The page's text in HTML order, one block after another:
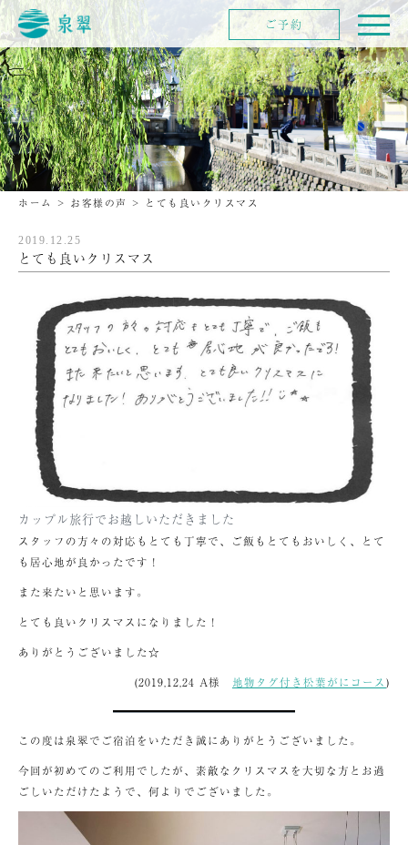
ホーム > お客様の声 > とても良いクリスマス
2019.12.25
とても良いクリスマス
カップル旅行でお越しいただきました
スタッフの方々の対応もとても丁寧で、ご飯もとてもおいしく、とて
も居心地が良かったです！
また来たいと思います。
とても良いクリスマスになりました！
ありがとうございました☆
(2019,12,24 A様 地物タグ付き松葉がにコース)
この度は泉翠でご宿泊をいただき誠にありがとうございました。
今回が初めてのご利用でしたが、素敵なクリスマスを大切な方とお過
ごしいただけたようで、何よりでございました。
ご予約